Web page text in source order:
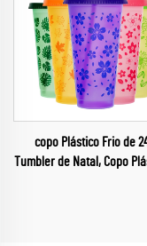
copo Plástico Frio de
Tumbler de Natal, Copo